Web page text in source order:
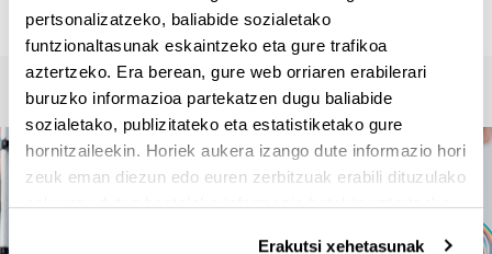
pertsonalizatzeko, baliabide sozialetako
funtzionaltasunak eskaintzeko eta gure trafikoa
aztertzeko. Era berean, gure web orriaren erabilerari
buruzko informazioa partekatzen dugu baliabide
sozialetako, publizitateko eta estatistiketako gure
hornitzaileekin. Horiek aukera izango dute informazio hori
zeuk eman diezun edo euren zerbitzuak erabili dituzulako
eskuratu duten bestelako informazio batekin uztartzeko.
Erakutsi xehetasunak
master-rehabilitacion.etsa@ehu.eus